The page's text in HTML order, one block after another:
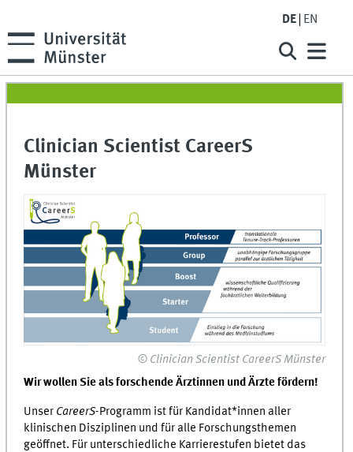
DE EN
Clinician Scientist CareerS
Münster
© Clinician Scientist CareerS Münster
Wir wollen Sie als forschende Ärztinnen und Ärzte fördern!
Unser CareerS-Programm ist für Kandidat*innen aller
klinischen Disziplinen und für alle Forschungsthemen
geöffnet. Für unterschiedliche Karrierestufen bietet das